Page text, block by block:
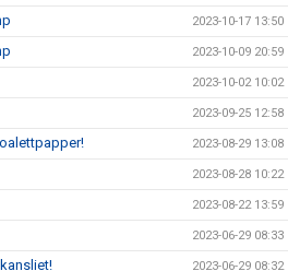
2023-10-17 13:50
2023-10-09 20:59
2023-10-02 10:02
2023-09-25 12:58
2023-08-29 13:08
2023-08-28 10:22
2023-08-22 13:59
2023-06-29 08:33
2023-06-29 08:32